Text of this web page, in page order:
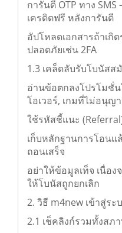
การันตี OTP ทาง
เครดิตฟรี หลังการันตี
อัปโหลดเอกสารถ้าเกิ
ปลอดภัยเช่น 2FA
1.3 เคล็ดลับรับโบนัสส
อ่านข้อตกลงโปรโมชั่
โอเวอร์, เกมที่ไม่อนุญ
ใช้รหัสชี้แนะ
เก็บหลักฐานการโอนแ
ถอนเสร็จ
อย่าให้ข้อมูลเท็จ เนื่อง
ให้โบนัสถูกยกเลิก
2. วิธี m4new เข้าสู่ร
2.1 เช็คลิงก์รวมทั้งส